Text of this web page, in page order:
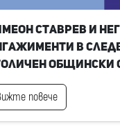
Ставрев и
в
общински
повече